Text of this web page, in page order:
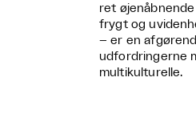
ret
frygt og
– er en
udfordringerne
multikulturelle.